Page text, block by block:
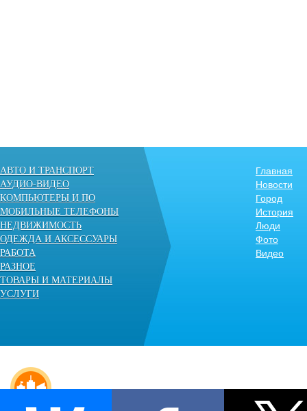
АВТО И ТРАНСПОРТ
АУДИО-ВИДЕО
КОМПЬЮТЕРЫ И ПО
МОБИЛЬНЫЕ ТЕЛЕФОНЫ
НЕДВИЖИМОСТЬ
ОДЕЖДА И АКСЕССУАРЫ
РАБОТА
РАЗНОЕ
ТОВАРЫ И МАТЕРИАЛЫ
УСЛУГИ
Главная
Новости
Город
История
Люди
Фото
Видео